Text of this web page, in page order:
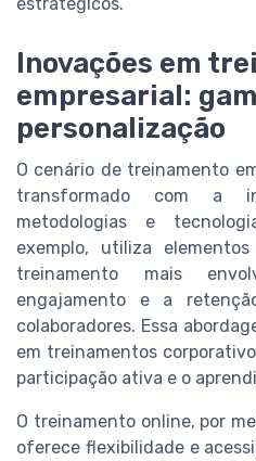
estratégicos.
Inovações em
empresarial:
personalização
O cenário de treinamento
transformado com a
metodologias e
exemplo, utiliza
treinamento mais
engajamento e a
colaboradores. Essa
em treinamentos
participação ativa e o
O treinamento online, por
oferece flexibilidade e